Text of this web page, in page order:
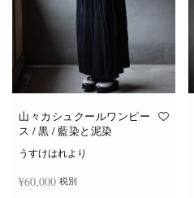
山々カシュクールワンピー
ス / 黒 / 藍染と泥染
うすけはれより
¥60,000 税別